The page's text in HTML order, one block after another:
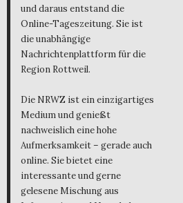
und daraus entstand die
Online-Tageszeitung. Sie ist
die unabhängige
Nachrichtenplattform für die
Region Rottweil.
Die NRWZ ist ein einzigartiges
Medium und genießt
nachweislich eine hohe
Aufmerksamkeit – gerade auch
online. Sie bietet eine
interessante und gerne
gelesene Mischung aus